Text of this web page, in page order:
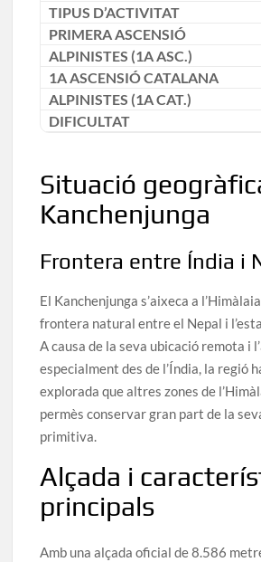
TIPUS D’ACTIVITAT
PRIMERA ASCENSIÓ
ALPINISTES (1A ASC.)
1A ASCENSIÓ CATALANA
ALPINISTES (1A CAT.)
DIFICULTAT
Situació
Kanchenjunga
Frontera entre Índia i
El Kanchenjunga s’aixeca a
frontera natural entre el Nepal i
A causa de la seva ubicació remota i
especialment des de l’Índia, la regió
explorada que altres zones de
permès conservar gran part de la
primitiva.
Alçada i
principals
Amb una alçada oficial de 8.586